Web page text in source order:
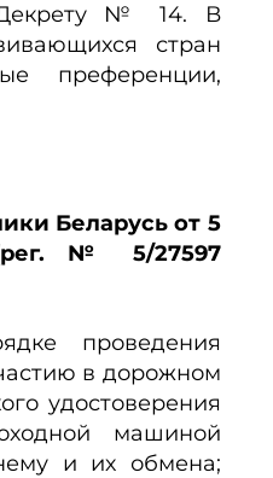
Декрету № 14. В
стран
преференции,
Беларусь от 5
№ 5/27597
проведения
в дорожном
удостоверения
машиной
и их обмена;